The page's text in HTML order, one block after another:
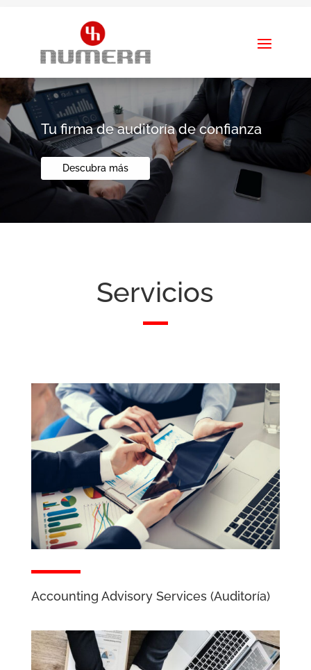
Tu firma de auditoría de confianza
Descubra más
Servicios
Accounting Advisory Services (Auditoría)